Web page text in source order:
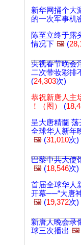
新华网捅个大
的一次军事机
陈至立终于露
情况下 🖼️ (
央视春节晚会
二次带妆彩排
(24,303次)
恭祝新唐人主
！（图）
(
呈大唐精髓
全球华人新年
🖼️ (31,010次)
巴黎中共大使
🖼️ (18,546次)
首届全球华人
开幕──“大唐
🖼️ (19,372次)
新唐人晚会录
球三次播出 🖼️